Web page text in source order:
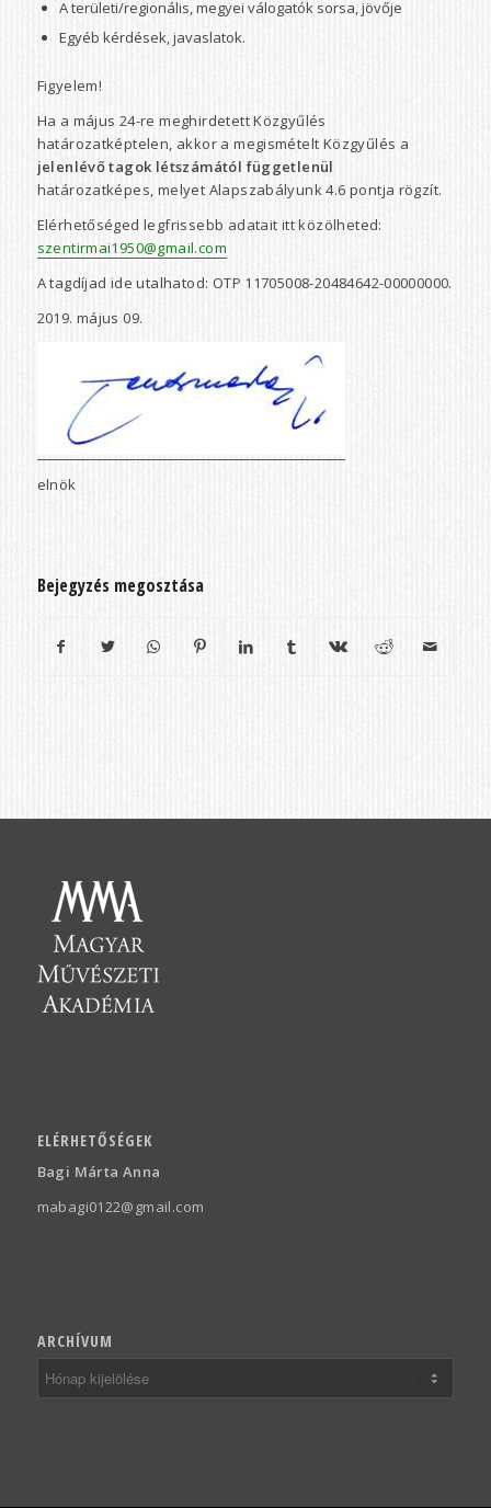
A területi/regionális, megyei válogatók sorsa, jövője
Egyéb kérdések, javaslatok.
Figyelem!
Ha a május 24-re meghirdetett Közgyűlés
határozatképtelen, akkor a megismételt Közgyűlés a
jelenlévő tagok létszámától függetlenül
határozatképes, melyet Alapszabályunk 4.6 pontja rögzít.
Elérhetőséged legfrissebb adatait itt közölheted:
szentirmai1950@gmail.com
A tagdíjad ide utalhatod: OTP 11705008-20484642-00000000.
2019. május 09.
elnök
Bejegyzés megosztása
ELÉRHETŐSÉGEK
Bagi Márta Anna
mabagi0122@gmail.com
ARCHÍVUM